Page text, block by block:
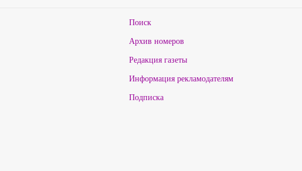
Поиск
Архив номеров
Редакция газеты
Информация рекламодателям
Подписка